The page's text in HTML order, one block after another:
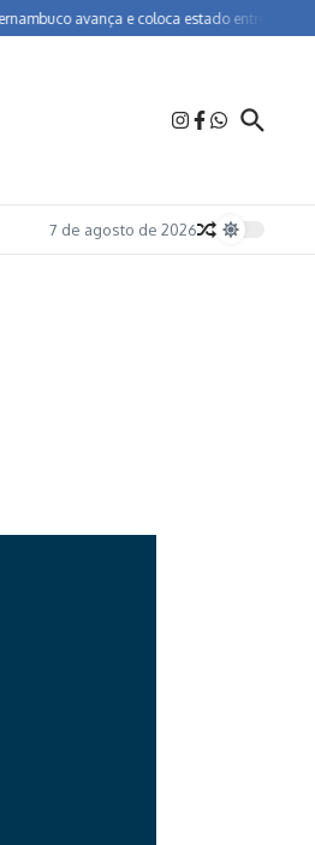
avança e coloca estado entre os
7 de agosto de 2026